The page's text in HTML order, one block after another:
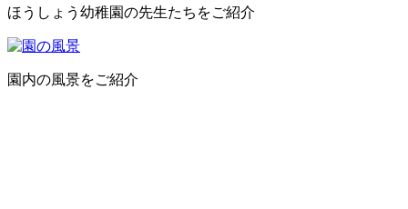
ほうしょう幼稚園の先生たちをご紹介
園内の風景をご紹介